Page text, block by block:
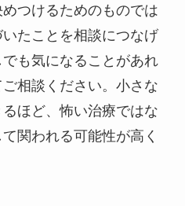
つけるためのものでは
たことを相談につなげ
も気になることがあれ
相談ください。小さな
ほど、怖い治療ではな
関われる可能性が高く